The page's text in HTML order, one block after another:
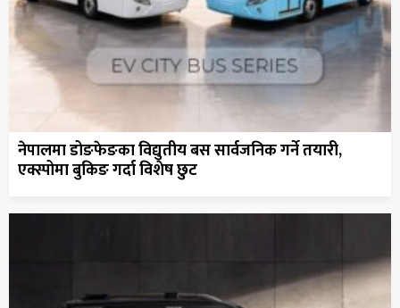
नेपालमा डोङफेङका विद्युतीय बस सार्वजनिक गर्ने तयारी,
एक्स्पोमा बुकिङ गर्दा विशेष छुट